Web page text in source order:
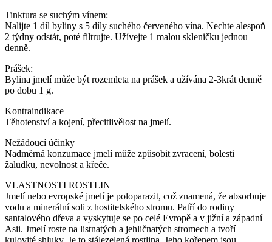
Tinktura se suchým vínem:
Nalijte 1 díl byliny s 5 díly suchého červeného vína. Nechte alespoň
2 týdny odstát, poté filtrujte. Užívejte 1 malou skleničku jednou
denně.
Prášek:
Bylina jmelí může být rozemleta na prášek a užívána 2-3krát denně
po dobu 1 g.
Kontraindikace
Těhotenství a kojení, přecitlivělost na jmelí.
Nežádoucí účinky
Nadměrná konzumace jmelí může způsobit zvracení, bolesti
žaludku, nevolnost a křeče.
VLASTNOSTI ROSTLIN
Jmelí nebo evropské jmelí je poloparazit, což znamená, že absorbuje
vodu a minerální soli z hostitelského stromu. Patří do rodiny
santalového dřeva a vyskytuje se po celé Evropě a v jižní a západní
Asii. Jmelí roste na listnatých a jehličnatých stromech a tvoří
kulovité shluky. Je to stálezelená rostlina. Jeho kořenem jsou